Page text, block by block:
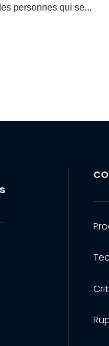
personnes qui se...